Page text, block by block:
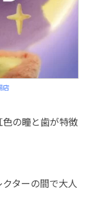
店
色の瞳と歯が特徴
ターの間で大人